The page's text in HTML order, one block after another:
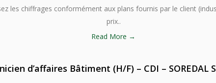
les chiffrages conformément aux plans fournis par le client
prix..
Read More →
d’affaires Bâtiment (H/F) – CDI – SOREDAL